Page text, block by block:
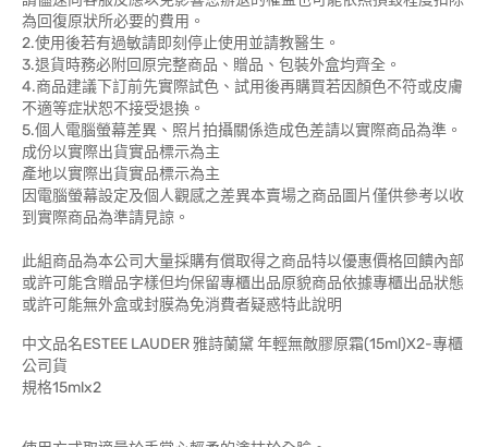
為回復原狀所必要的費用。
2.使用後若有過敏請即刻停止使用並請教醫生。
3.退貨時務必附回原完整商品、贈品、包裝外盒均齊全。
4.商品建議下訂前先實際試色、試用後再購買若因顏色不符或皮膚
不適等症狀恕不接受退換。
5.個人電腦螢幕差異、照片拍攝關係造成色差請以實際商品為準。
成份以實際出貨實品標示為主
產地以實際出貨實品標示為主
因電腦螢幕設定及個人觀感之差異本賣場之商品圖片僅供參考以收
到實際商品為準請見諒。
此組商品為本公司大量採購有償取得之商品特以優惠價格回饋內部
或許可能含贈品字樣但均保留專櫃出品原貌商品依據專櫃出品狀態
或許可能無外盒或封膜為免消費者疑惑特此說明
中文品名ESTEE LAUDER 雅詩蘭黛 年輕無敵膠原霜(15ml)X2-專櫃
公司貨
規格15mlx2